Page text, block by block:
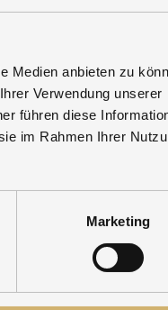
Medien anbieten zu
Verwendung unserer
führen diese
im Rahmen Ihrer
Marketing
die den
eine sofortige